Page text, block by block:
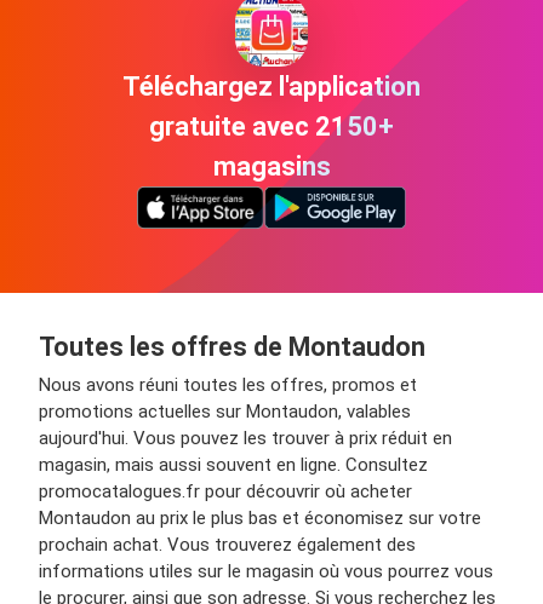
Téléchargez l'application
gratuite avec 2150+
magasins
Toutes les offres de Montaudon
Nous avons réuni toutes les offres, promos et
promotions actuelles sur Montaudon, valables
aujourd'hui. Vous pouvez les trouver à prix réduit en
magasin, mais aussi souvent en ligne. Consultez
promocatalogues.fr pour découvrir où acheter
Montaudon au prix le plus bas et économisez sur votre
prochain achat. Vous trouverez également des
informations utiles sur le magasin où vous pourrez vous
le procurer, ainsi que son adresse. Si vous recherchez les